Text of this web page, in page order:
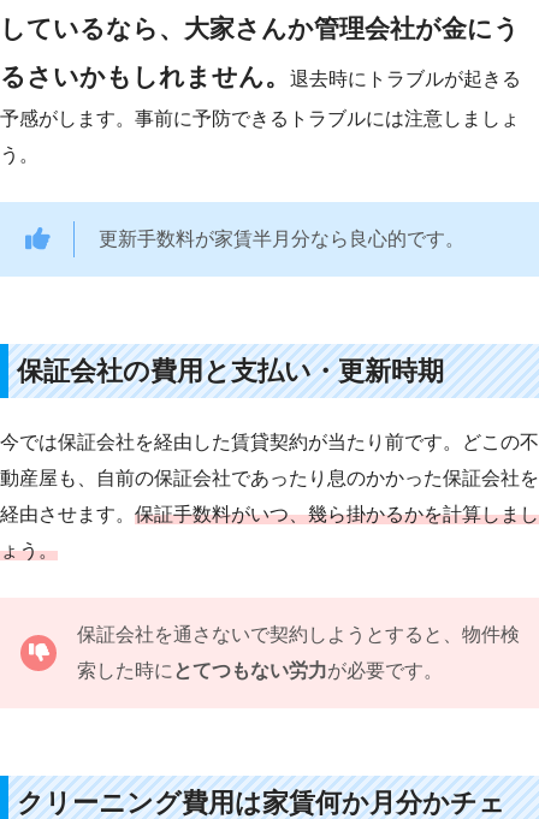
しているなら、大家さんか管理会社が金にう
るさいかもしれません。
退去時にトラブルが起きる
予感がします。事前に予防できるトラブルには注意しましょ
う。
更新手数料が家賃半月分なら良心的です。
保証会社の費用と支払い・更新時期
今では保証会社を経由した賃貸契約が当たり前です。どこの不
動産屋も、自前の保証会社であったり息のかかった保証会社を
経由させます。 保証手数料がいつ、幾ら掛かるかを計算しまし
ょう。
保証会社を通さないで契約しようとすると、物件検
索した時に とてつもない労力が必要です。
クリーニング費用は家賃何か月分かチェ